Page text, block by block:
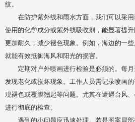
纹。
在防护紫外线和雨水方面，我们可以采用
使用的化学成分或紫外线吸收剂，能显著提
更加耐久，减少褪色现象。例如，海边的一
就能有效抵御海风和阳光的损害。
定期对户外喷画进行检验是必须的。每月
发现老化或损坏现象。工作人员需记录喷画
现褪色或覆膜翘起等问题。尤其在遭遇台风
进行彻底的检查。
遇到的小问题应迅速处理。若是图案局部